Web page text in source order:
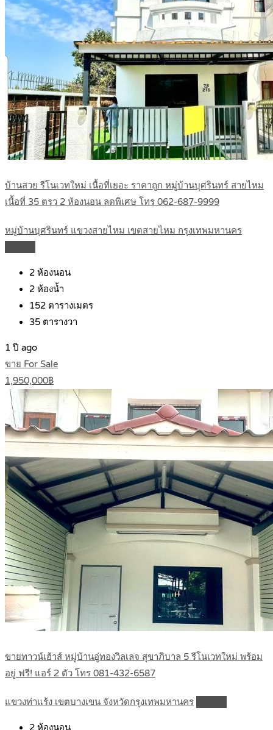
บ้านสวย รีโนเวทใหม่ เนื้อที่เยอะ ราคาถูก หมู่บ้านบุศรินทร์ สายไหม
เนื้อที่ 35 ตรว 2 ห้องนอน ลดพิเศษ โทร 062-687-9999
หมู่บ้านบุศรินทร์ แขวงสายไหม เขตสายไหม กรุงเทพมหานคร
2 ห้องนอน
2 ห้องน้ำ
152 ตารางเมตร
35 ตารางวา
1 ปี ago
ขาย For Sale
1,950,000฿
ขายทาวน์เฮ้าส์ หมู่บ้านอู่ทองวิลเลจ สุขาภิบาล 5 รีโนเวทใหม่ พร้อม
อยู่ ฟรี! แอร์ 2 ตัว โทร 081-432-6587
แขวงท่าแร้ง เขตบางเขน จังหวัดกรุงเทพมหานคร
2 ห้องนอน